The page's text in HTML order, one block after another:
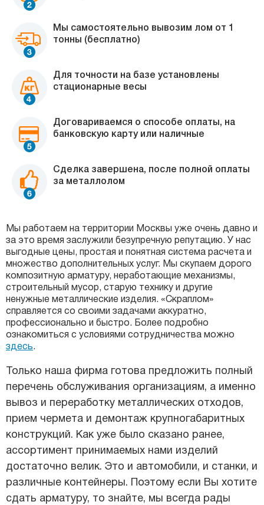
Мы самостоятельно вывозим лом от 1
тонны (бесплатно)
Для точности на базе установлены
стационарные весы
Договариваемся о способе оплаты, на
банковскую карту или наличные
Сделка завершена, после полной оплаты
за металлолом
Мы работаем на территории Москвы уже очень давно и
за это время заслужили безупречную репутацию. У нас
выгодные цены, простая и понятная система расчета и
множество дополнительных услуг. Мы скупаем дорого
композитную арматуру, неработающие механизмы,
строительный мусор, старую технику и другие
ненужные металлические изделия. «Скраплом»
справляется со своими задачами аккуратно,
профессионально и быстро. Более подробно
ознакомиться с условиями сотрудничества можно
здесь.
Только наша фирма готова предложить полный
перечень обслуживания организациям, а именно
вывоз и переработку металлических отходов,
прием чермета и демонтаж крупногабаритных
конструкций. Как уже было сказано ранее,
ассортимент принимаемых нами изделий
достаточно велик. Это и автомобили, и станки, и
различные контейнеры. Поэтому если Вы хотите
сдать арматуру, то знайте, мы всегда рады